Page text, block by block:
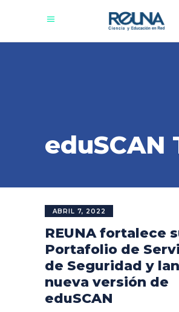
eduSCAN
ABRIL 7, 2022
REUNA fortalece
Portafolio de
de Seguridad y
nueva versión de
eduSCAN